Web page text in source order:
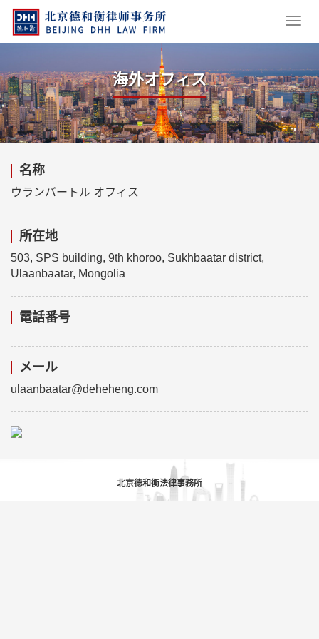
海外オフィス
名称
ウランバートル オフィス
所在地
503, SPS building, 9th khoroo, Sukhbaatar district,
Ulaanbaatar, Mongolia
電話番号
メール
ulaanbaatar@deheheng.com
北京德和衡法律事務所